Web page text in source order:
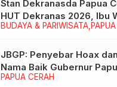
BUDAYA & PARIWISATA
Stan Dekranasda Papua
HUT Dekranas 2026, Ibu
Menikmati Karya Perajin
PAPUA CERAH
JBGP: Penyebar Hoax
Nama Baik Gubernur
Berhadapan dengan